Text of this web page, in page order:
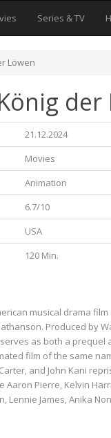
Series & TV
Löwen
der
21.12.2024
Movies
Animation
6.7/10
USA
120 Min.
musical drama
Produced by
as both a prequel
film of the same
and John Kani
Pierre, Kelvin
Lennie James, Anika